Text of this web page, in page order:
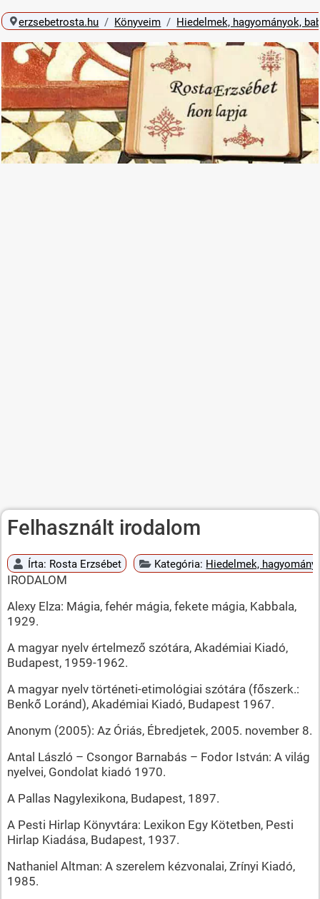
erzsebetrosta.hu Könyveim Hiedelmek, hagyományok,
Felhasznált irodalom
Írta: Rosta Erzsébet Kategória: Hiedelmek,
IRODALOM
Alexy Elza: Mágia, fehér mágia, fekete mágia, Kabbala,
1929.
A magyar nyelv értelmező szótára, Akadémiai Kiadó,
Budapest, 1959-1962.
A magyar nyelv történeti-etimológiai szótára (főszerk.:
Benkő Loránd), Akadémiai Kiadó, Budapest 1967.
Anonym (2005): Az Óriás, Ébredjetek, 2005. november 8.
Antal László – Csongor Barnabás – Fodor István: A világ
nyelvei, Gondolat kiadó 1970.
A Pallas Nagylexikona, Budapest, 1897.
A Pesti Hirlap Könyvtára: Lexikon Egy Kötetben, Pesti
Hirlap Kiadása, Budapest, 1937.
Nathaniel Altman: A szerelem kézvonalai, Zrínyi Kiadó,
1985.